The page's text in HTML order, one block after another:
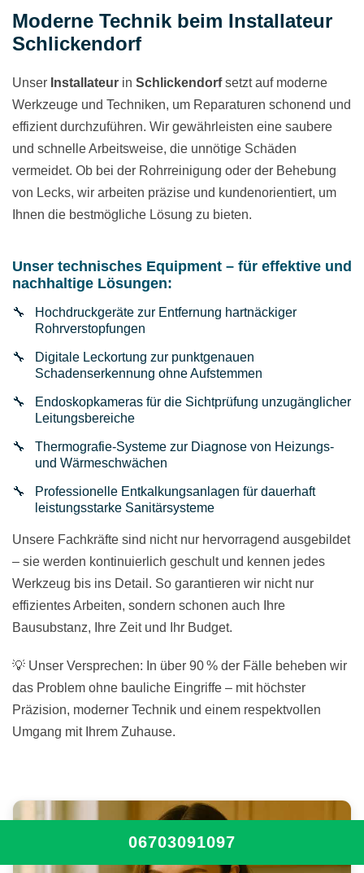
Moderne Technik beim Installateur
Schlickendorf
Unser Installateur in Schlickendorfsetzt auf moderne
Werkzeuge und Techniken, um Reparaturen schonend und
effizient durchzuführen. Wir gewährleisten eine saubere
und schnelle Arbeitsweise, die unnötige Schäden
vermeidet. Ob bei der Rohrreinigung oder der Behebung
von Lecks, wir arbeiten präzise und kundenorientiert, um
Ihnen die bestmögliche Lösung zu bieten.
Unser technisches Equipment – für effektive und
nachhaltige Lösungen:
Hochdruckgeräte zur Entfernung hartnäckiger
Rohrverstopfungen
Digitale Leckortung zur punktgenauen
Schadenserkennung ohne Aufstemmen
Endoskopkameras für die Sichtprüfung unzugänglicher
Leitungsbereiche
Thermografie-Systeme zur Diagnose von Heizungs-
und Wärmeschwächen
Professionelle Entkalkungsanlagen für dauerhaft
leistungsstarke Sanitärsysteme
Unsere Fachkräfte sind nicht nur hervorragend ausgebildet
– sie werden kontinuierlich geschult und kennen jedes
Werkzeug bis ins Detail. So garantieren wir nicht nur
effizientes Arbeiten, sondern schonen auch Ihre
Bausubstanz, Ihre Zeit und Ihr Budget.
💡 Unser Versprechen: In über 90 % der Fälle beheben wir
das Problem ohne bauliche Eingriffe – mit höchster
Präzision, moderner Technik und einem respektvollen
Umgang mit Ihrem Zuhause.
06703091097